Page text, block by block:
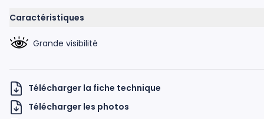
Caractéristiques
Grande visibilité
Télécharger la fiche technique
Télécharger les photos